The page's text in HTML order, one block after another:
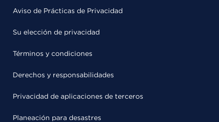
Aviso de Prácticas de Privacidad
Su elección de privacidad
Términos y condiciones
Derechos y responsabilidades
Privacidad de aplicaciones de terceros
Planeación para desastres